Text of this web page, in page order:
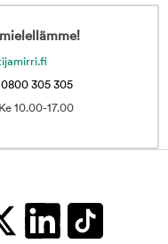
305 305
10.00-17.00